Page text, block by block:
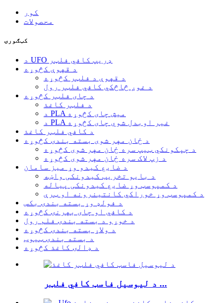
کور
محصولات
کټګورۍ
د UFO ډریپ کافي فلټر
د قهوې کڅوړه
د قهوې د فلټر کڅوړه
د غوږ څاڅکي کافي فلټر رول
د چای فلټر کڅوړه
د فلټر کاغذ
د PLA میش چای کڅوړه
د PLA غیر اوبدل شوي چای کڅوړه
د کافي فلټر کاغذ
د ځان مهر شوی بسته بندۍ کڅوړه
د چپکونکي ټیپ سره ځان مهر شوی کڅوړه
د زپ لاک سره ځان مهر شوی کڅوړه
د ضایع کیدو وړ میز سامان
د بایو تخریب کیدونکی واښه
د کمپوسټ وړ ضایع کیدونکی پیاله
د کمپوسټ وړ خوراکي کانتینرونه او ټرې
د فولډ وړ بسته بندۍ بکس
د کافي او چای بهرنۍ کڅوړه
د خوړو د بسته بندۍ فلم رول
د ولاړ بسته بندۍ کڅوړه
د بسته بندۍ ټیوب
د ډالۍ کاغذ کڅوړه
د لیوسیل فاسټ کافي فلټر ...